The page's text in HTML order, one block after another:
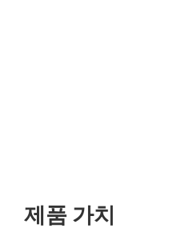
제품 가치